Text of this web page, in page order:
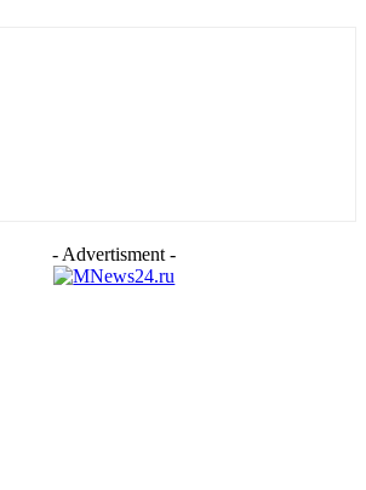
- Advertisment -